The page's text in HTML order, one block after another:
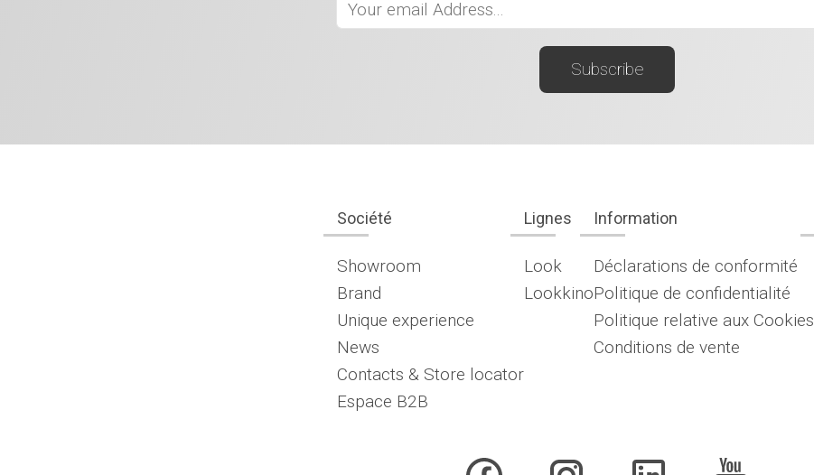
Société
Showroom
Brand
Unique experience
News
Contacts & Store locator
Espace B2B
Lignes
Look
Lookkino
Information
Déclarations de conformité
Politique de confidentialité
Politique relative aux Cookies
Conditions de vente